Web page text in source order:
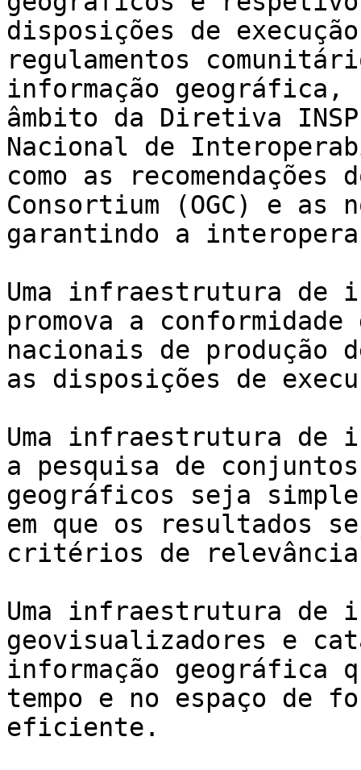
disposições de
regulamentos
informação geográfica,
âmbito da Diretiva
Nacional de
como as recomendações
Consortium (OGC) e as
garantindo a
Uma infraestrutura de
promova a
nacionais de produção
as disposições de
Uma infraestrutura de
a pesquisa de
geográficos seja
em que os resultados
critérios de relevância
Uma infraestrutura de
geovisualizadores e
informação geográfica
tempo e no espaço de
eficiente.